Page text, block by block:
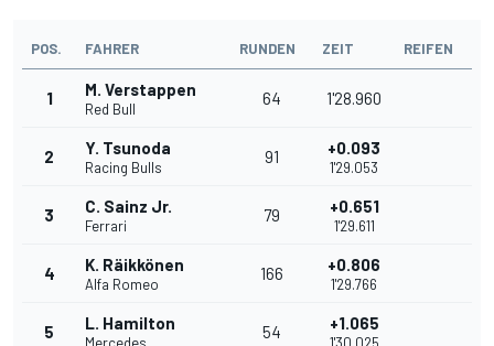
POS. FAHRER RUNDEN ZEIT REIFEN
1 M. Verstappen
Red Bull
64 1'28.960
2 Y. Tsunoda
Racing Bulls
91 +0.093
1'29.053
3 C. Sainz Jr.
Ferrari
79 +0.651
1'29.611
4 K. Räikkönen
Alfa Romeo
166 +0.806
1'29.766
5 L. Hamilton 54 +1.065